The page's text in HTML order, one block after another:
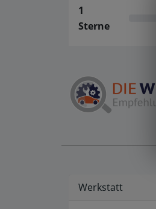
1
Sterne
Werkstatt